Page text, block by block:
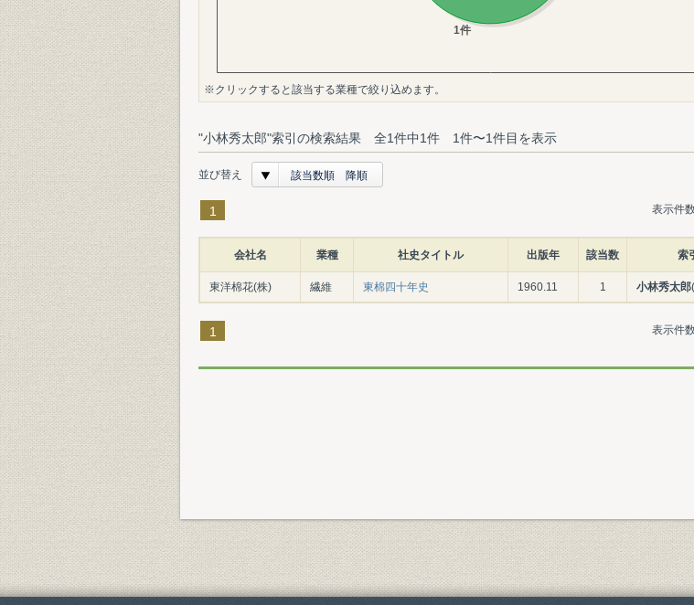
※クリックすると該当する業種で絞り込めます。
"小林秀太郎"索引の検索結果 全1件中1件 1件〜1件目を表示
並び替え 該当数順 降順
1 表示件
会社名 業種 社史タイトル 出版年 該当数 索
東洋棉花(株) 繊維 東棉四十年史 1960.11 1 小林秀太郎
1 表示件